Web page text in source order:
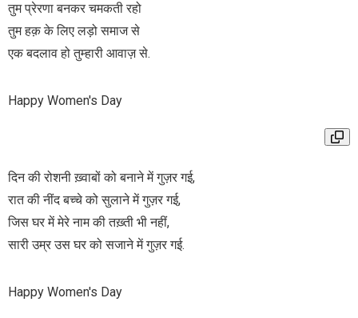
तुम प्रेरणा बनकर चमकती रहो
तुम हक़ के लिए लड़ो समाज से
एक बदलाव हो तुम्हारी आवाज़ से.
Happy Women's Day
दिन की रोशनी ख़्वाबों को बनाने में गुज़र गई,
रात की नींद बच्चे को सुलाने में गुज़र गई,
जिस घर में मेरे नाम की तख़्ती भी नहीं,
सारी उम्र उस घर को सजाने में गुज़र गई.
Happy Women's Day